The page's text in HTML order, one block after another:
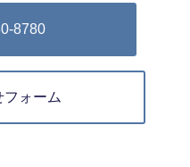
8780
フォーム